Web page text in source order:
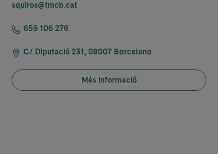
squiros@fmcb.cat
659 106 276
C/ Diputació 231, 08007 Barcelona
Més informació